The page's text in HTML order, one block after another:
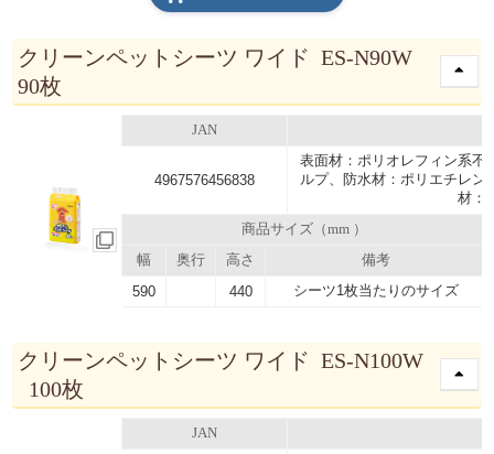
クリーンペットシーツ ワイド ES-N90W
90枚
JAN
4967576456838
表面材：ポリオレフィン系不
ルプ、防水材：ポリエチレ
材：
商品サイズ（mm ）
幅
奥行 高さ 備考
590 440 シーツ1枚当たりのサイズ
クリーンペットシーツ ワイド ES-N100W
100枚
JAN